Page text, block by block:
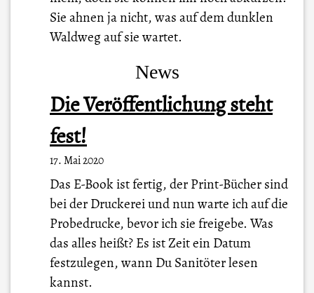
Sie ahnen ja nicht, was auf dem dunklen
Waldweg auf sie wartet.
News
Die Veröffentlichung steht
fest!
17. Mai 2020
Das E-Book ist fertig, der Print-Bücher sind
bei der Druckerei und nun warte ich auf die
Probedrucke, bevor ich sie freigebe. Was
das alles heißt? Es ist Zeit ein Datum
festzulegen, wann Du Sanitöter lesen
kannst.